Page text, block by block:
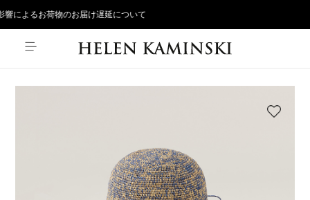
によるお荷物のお届け遅延について